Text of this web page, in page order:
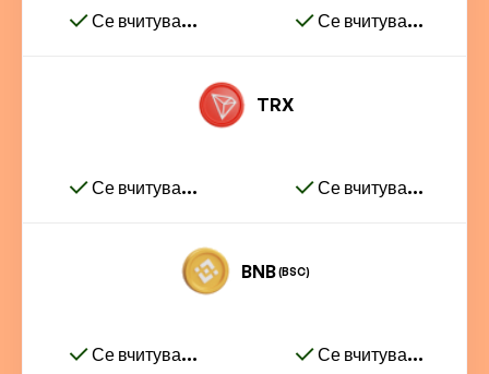
Се вчитува... Се вчитува...
TRX
Се вчитува... Се вчитува...
BNB (BSC)
Се вчитува... Се вчитува...